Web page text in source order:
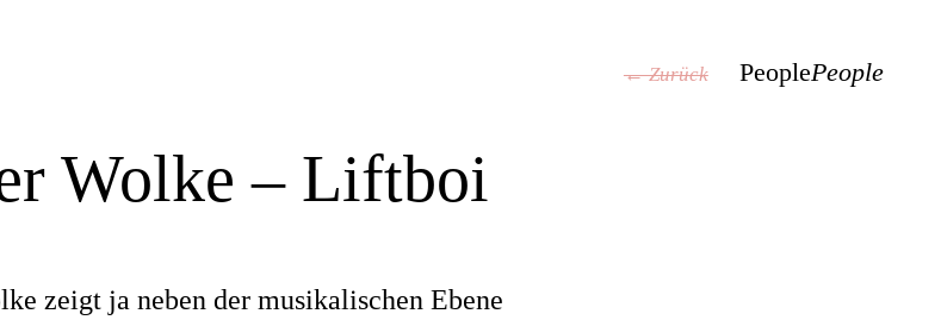
← Zurück PeoplePeople
Wolke – Liftboi
zeigt ja neben der musikalischen Ebene